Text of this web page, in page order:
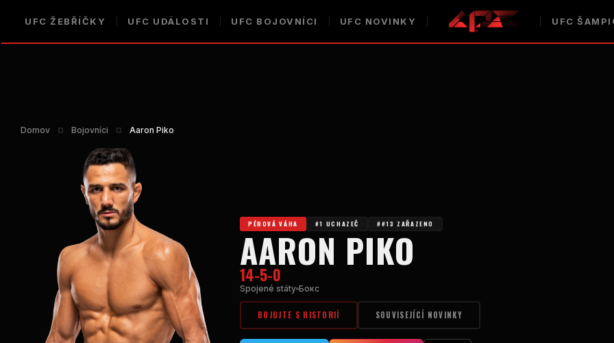
UFC ŽEBŘÍČKY UFC UDÁLOSTI UFC BOJOVNÍCI UFC NOVINKY UFC
Domov ¤ Bojovníci ¤ Aaron Piko
PÉROVÁ VÁHA #1 UCHAZEČ ##13 ZAŘAZENO
AARON PIKO
14-5-0
Spojené státy Бокс
BOJUJTE S HISTORIÍ SOUVISEJÍCÍ NOVINKY